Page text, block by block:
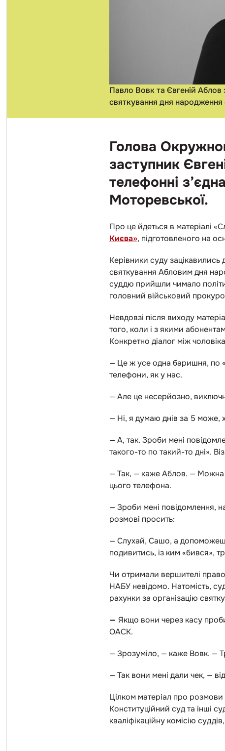
Павло Вовк та Євгеній Аблов
святкування дня народження
Голова
заступник
телефонні
Моторевської.
Про це йдеться в матеріалі
Києва», підготовленого на
Керівники суду зацікавились
святкування Абловим дня
суддю прийшли чимало
головний військовий
Невдовзі після виходу
того, коли і з якими
Конкретно діалог між
— Це ж усе одна баришня, по
телефони, як у нас.
— Але це несерйозно,
— Ні, я думаю днів за 5 може,
— А, так. Зроби мені
такого-то по такий-то дні».
— Так, — каже Аблов. — Можна
цього телефона.
— Зроби мені повідомлення,
розмові просить:
— Слухай, Сашо, а допоможеш
подивитись, із ким «бився»,
Чи отримали вершителі
НАБУ невідомо. Натомість,
рахунки за організацію
— Якщо вони через касу
ОАСК.
— Зрозуміло, — каже Вовк. —
— Так вони мені дали чек, —
Цілком матеріал про
Конституційний суд та інші
кваліфікаційну комісію